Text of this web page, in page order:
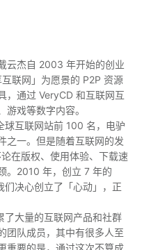
云杰自 2003 年开始的创业
联网」为愿景的 P2P 资源
，通过 VeryCD 和互联网互
戏等数字内容。
球互联网站前 100 名，电驴
之一。但是随着互联网的发
在版权、使用体验、下载速
。2010 年，创立 7 年的
决心创立了「心动」，正
了大量的互联网产品和社群
团队成员，其中有很多人至
重要的是，通过这次不算成